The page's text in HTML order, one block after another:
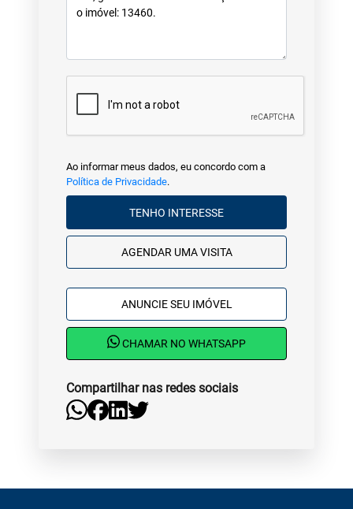
Ao informar meus dados, eu concordo com a
Política de Privacidade.
TENHO INTERESSE
AGENDAR UMA VISITA
ANUNCIE SEU IMÓVEL
CHAMAR NO WHATSAPP
Compartilhar nas redes sociais